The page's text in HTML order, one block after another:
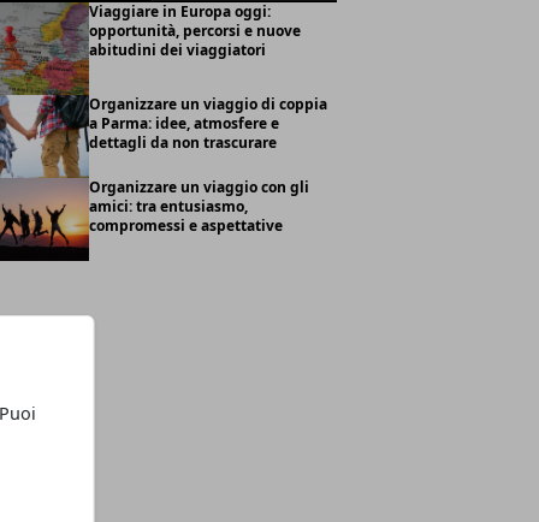
Viaggiare in Europa oggi:
opportunità, percorsi e nuove
abitudini dei viaggiatori
Organizzare un viaggio di coppia
a Parma: idee, atmosfere e
dettagli da non trascurare
Organizzare un viaggio con gli
amici: tra entusiasmo,
compromessi e aspettative